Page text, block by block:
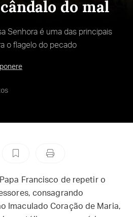
do mal
Senhora é uma das principais
o flagelo do pecado
Francisco de repetir o
consagrando
Imaculado Coração de Maria,